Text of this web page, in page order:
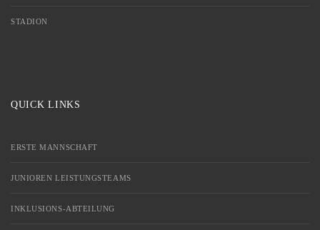
STADION
QUICK LINKS
ERSTE MANNSCHAFT
JUNIOREN LEISTUNGSTEAMS
INKLUSIONS-ABTEILUNG